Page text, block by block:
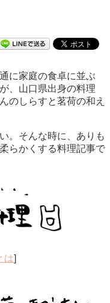
に家庭の食卓に並ぶ
、山口県出身の料理
のしらすと茗荷の和え
。そんな時に、ありも
らかくする料理記事で
は]